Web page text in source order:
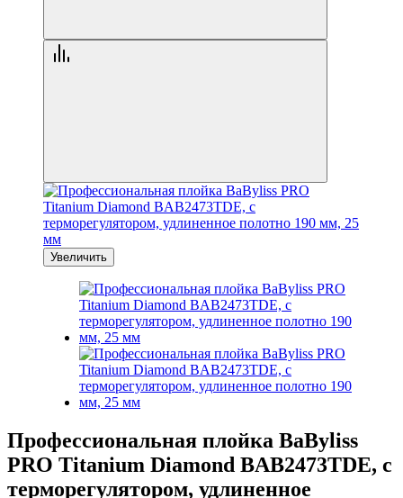
Увеличить
Профессиональная плойка BaByliss
PRO Titanium Diamond BAB2473TDE, с
терморегулятором, удлиненное